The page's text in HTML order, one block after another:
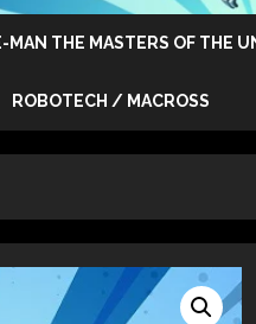
MAN THE MASTERS OF THE
ROBOTECH / MACROSS